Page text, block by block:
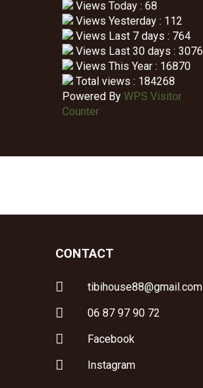
Views Today : 68
Views Yesterday : 112
Views Last 7 days : 764
Views Last 30 days : 3076
Views This Year : 16870
Total views : 184268
Powered By WPS Visitor
Counter
CONTACT
 tibihouse88@gmail.com
 06 87 97 90 72
 Facebook
 Instagram